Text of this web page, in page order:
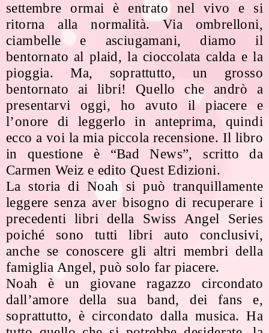
settembre ormai è entrato nel vivo e si
ritorna alla normalità. Via ombrelloni,
ciambelle e asciugamani, diamo il
bentornato al plaid, la cioccolata calda e la
pioggia. Ma, soprattutto, un grosso
bentornato ai libri! Quello che andrò a
presentarvi oggi, ho avuto il piacere e
l’onore di leggerlo in anteprima, quindi
ecco a voi la mia piccola recensione. Il libro
in questione è “Bad News”, scritto da
Carmen Weiz e edito Quest Edizioni.
La storia di Noah si può tranquillamente
leggere senza aver bisogno di recuperare i
precedenti libri della Swiss Angel Series
poiché sono tutti libri auto conclusivi,
anche se conoscere gli altri membri della
famiglia Angel, può solo far piacere.
Noah è un giovane ragazzo circondato
dall’amore della sua band, dei fans e,
soprattutto, è circondato dalla musica. Ha